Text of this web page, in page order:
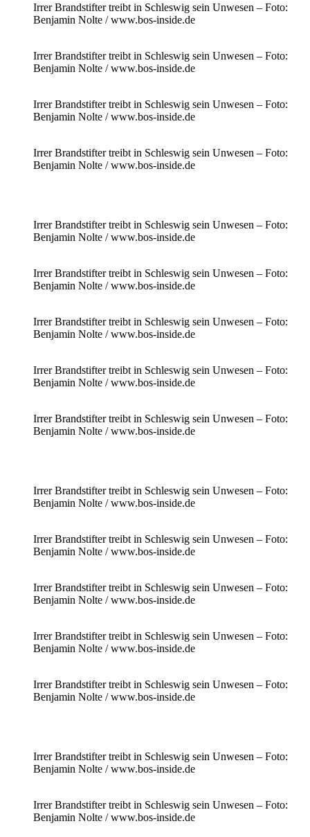
Irrer Brandstifter treibt in Schleswig sein Unwesen – Foto:
Benjamin Nolte / www.bos-inside.de
Irrer Brandstifter treibt in Schleswig sein Unwesen – Foto:
Benjamin Nolte / www.bos-inside.de
Irrer Brandstifter treibt in Schleswig sein Unwesen – Foto:
Benjamin Nolte / www.bos-inside.de
Irrer Brandstifter treibt in Schleswig sein Unwesen – Foto:
Benjamin Nolte / www.bos-inside.de
Irrer Brandstifter treibt in Schleswig sein Unwesen – Foto:
Benjamin Nolte / www.bos-inside.de
Irrer Brandstifter treibt in Schleswig sein Unwesen – Foto:
Benjamin Nolte / www.bos-inside.de
Irrer Brandstifter treibt in Schleswig sein Unwesen – Foto:
Benjamin Nolte / www.bos-inside.de
Irrer Brandstifter treibt in Schleswig sein Unwesen – Foto:
Benjamin Nolte / www.bos-inside.de
Irrer Brandstifter treibt in Schleswig sein Unwesen – Foto:
Benjamin Nolte / www.bos-inside.de
Irrer Brandstifter treibt in Schleswig sein Unwesen – Foto:
Benjamin Nolte / www.bos-inside.de
Irrer Brandstifter treibt in Schleswig sein Unwesen – Foto:
Benjamin Nolte / www.bos-inside.de
Irrer Brandstifter treibt in Schleswig sein Unwesen – Foto:
Benjamin Nolte / www.bos-inside.de
Irrer Brandstifter treibt in Schleswig sein Unwesen – Foto:
Benjamin Nolte / www.bos-inside.de
Irrer Brandstifter treibt in Schleswig sein Unwesen – Foto:
Benjamin Nolte / www.bos-inside.de
Irrer Brandstifter treibt in Schleswig sein Unwesen – Foto:
Benjamin Nolte / www.bos-inside.de
Irrer Brandstifter treibt in Schleswig sein Unwesen – Foto:
Benjamin Nolte / www.bos-inside.de